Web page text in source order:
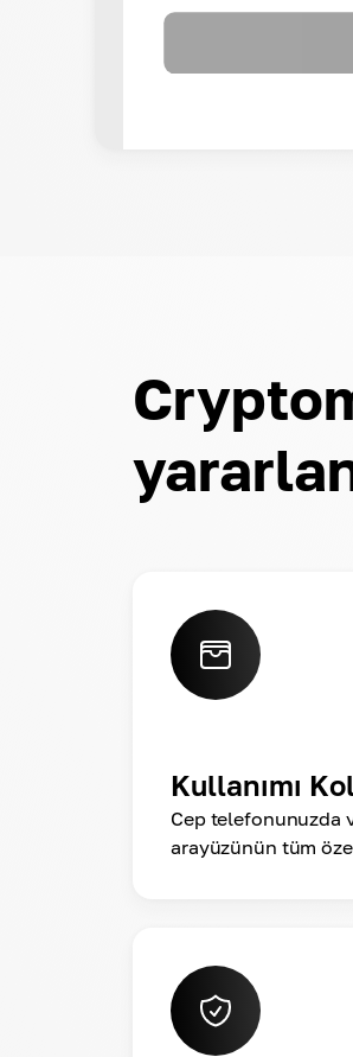
Kullanımı
Cep telefonunuzda
arayüzünün tüm